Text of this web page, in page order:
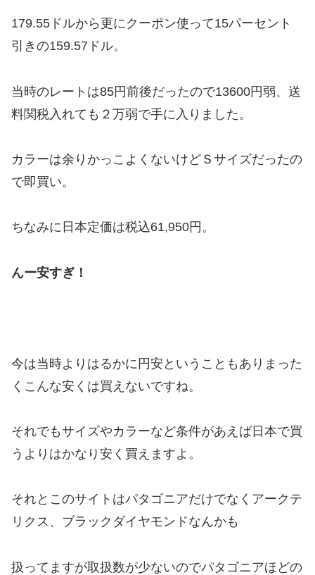
179.55ドルから更にクーポン使って15パーセント
引きの159.57ドル。
当時のレートは85円前後だったので13600円弱、送
料関税入れても２万弱で手に入りました。
カラーは余りかっこよくないけどＳサイズだったの
で即買い。
ちなみに日本定価は税込61,950円。
んー安すぎ！
今は当時よりはるかに円安ということもありまった
くこんな安くは買えないですね。
それでもサイズやカラーなど条件があえば日本で買
うよりはかなり安く買えますよ。
それとこのサイトはパタゴニアだけでなくアークテ
リクス、ブラックダイヤモンドなんかも
扱ってますが取扱数が少ないのでパタゴニアほどの